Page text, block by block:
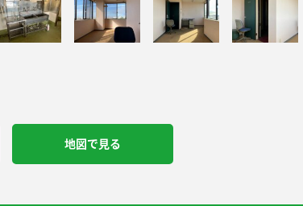
地図で見る